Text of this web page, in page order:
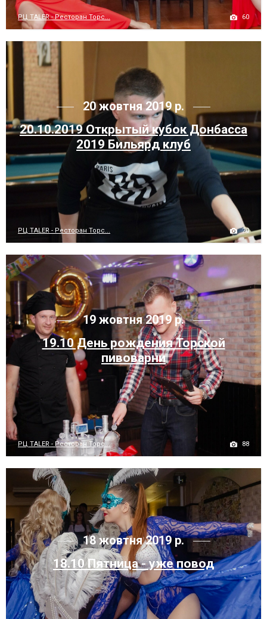
РЦ TALER - Ресторан Торс... 60
20 жовтня 2019 р.
20.10.2019 Открытый кубок Донбасса
2019 Бильярд клуб
РЦ TALER - Ресторан Торс... 20
19 жовтня 2019 р.
19.10 Дeнь рождения Торской
пивоварни
РЦ TALER - Ресторан Торс... 88
18 жовтня 2019 р.
18.10 Пятница - уже повод